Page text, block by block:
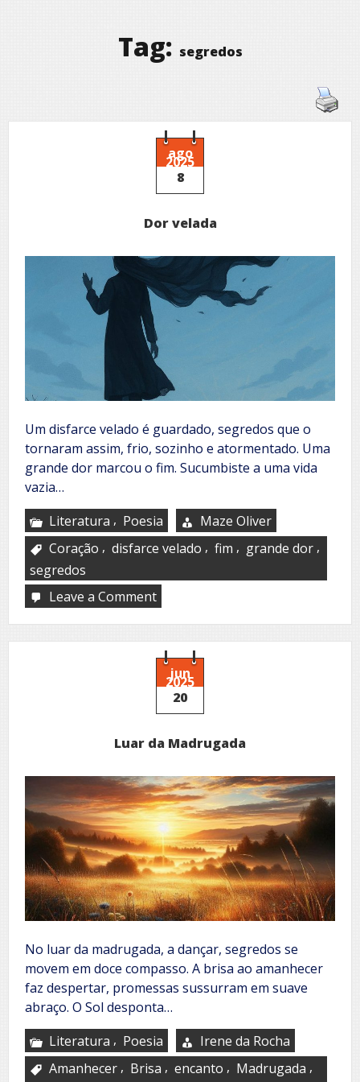
Tag: segredos
ago
2025
8
Dor velada
Um disfarce velado é guardado, segredos que o
tornaram assim, frio, sozinho e atormentado. Uma
grande dor marcou o fim. Sucumbiste a uma vida
vazia…
Literatura , Poesia
Maze Oliver
Coração , disfarce velado , fim , grande dor ,
segredos
Leave a Commenton
velada
jun
2025
20
Luar da Madrugada
No luar da madrugada, a dançar, segredos se
movem em doce compasso. A brisa ao amanhecer
faz despertar, promessas sussurram em suave
abraço. O Sol desponta…
Literatura , Poesia
Irene da Rocha
Amanhecer , Brisa , encanto , Madrugada ,